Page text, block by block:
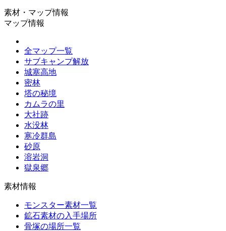
素材・マップ情報
マップ情報
全マップ一覧
サブキャンプ解放
城塞高地
密林
塔の秘境
カムラの里
大社跡
水没林
寒冷群島
砂原
溶岩洞
獄泉郷
素材情報
モンスター素材一覧
鉱石素材の入手場所
骨塚の場所一覧